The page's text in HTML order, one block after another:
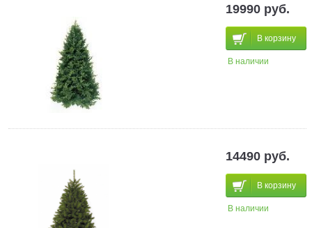
19990 руб.
В корзину
В наличии
14490 руб.
В корзину
В наличии